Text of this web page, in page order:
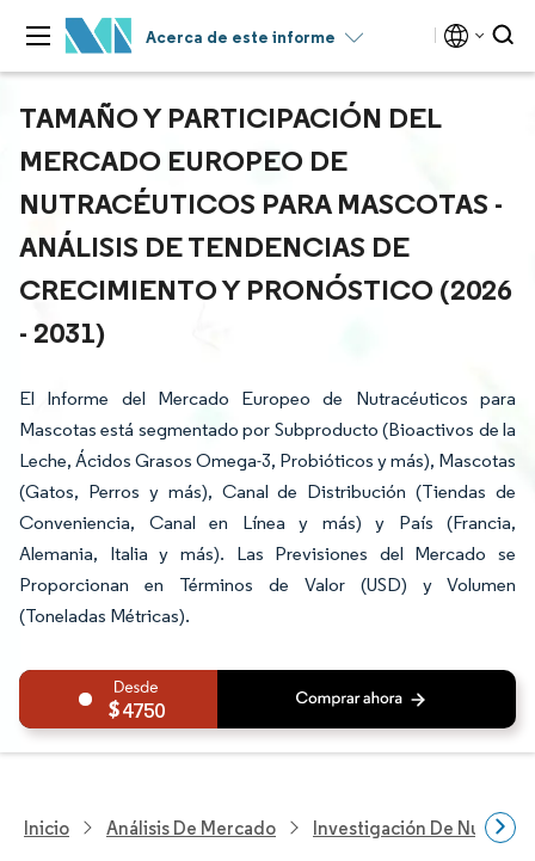
Acerca de este informe
TAMAÑO Y PARTICIPACIÓN DEL
MERCADO EUROPEO DE
NUTRACÉUTICOS PARA MASCOTAS -
ANÁLISIS DE TENDENCIAS DE
CRECIMIENTO Y PRONÓSTICO (2026
- 2031)
El Informe del Mercado Europeo de Nutracéuticos para
Mascotas está segmentado por Subproducto (Bioactivos de la
Leche, Ácidos Grasos Omega-3, Probióticos y más), Mascotas
(Gatos, Perros y más), Canal de Distribución (Tiendas de
Conveniencia, Canal en Línea y más) y País (Francia,
Alemania, Italia y más). Las Previsiones del Mercado se
Proporcionan en Términos de Valor (USD) y Volumen
(Toneladas Métricas).
4750
Inicio Análisis De Mercado Investigación De